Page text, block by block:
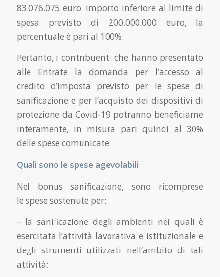
83.076.075 euro, importo inferiore al limite di
spesa previsto di 200.000.000 euro, la
percentuale è pari al 100%.
Pertanto, i contribuenti che hanno presentato
alle Entrate la domanda per l’accesso al
credito d’imposta previsto per le spese di
sanificazione e per l’acquisto dei dispositivi di
protezione da Covid-19 potranno beneficiarne
interamente, in misura pari quindi al 30%
delle spese comunicate.
Quali sono le spese agevolabili
Nel bonus sanificazione, sono ricomprese
le spese sostenute per:
– la sanificazione degli ambienti nei quali è
esercitata l’attività lavorativa e istituzionale e
degli strumenti utilizzati nell’ambito di tali
attività;